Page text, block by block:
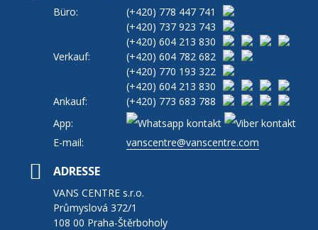
Büro: (+420) 778 447 741
(+420) 737 923 743
(+420) 604 213 830
Verkauf:
(+420) 604 782 682
(+420) 770 193 322
(+420) 604 213 830
Ankauf:
(+420) 773 683 788
App:
E-mail:
vanscentre@vanscentre.com
ADRESSE
VANS CENTRE s.r.o.
Průmyslová 372/1
108 00 Praha-Štěrboholy